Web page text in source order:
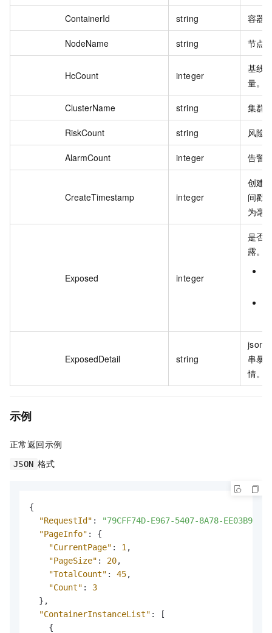
ContainerId string 容器
NodeName string 节点
HcCount integer
基线
量。
ClusterName string 集群
RiskCount string 风险
AlarmCount integer 告警
CreateTimestamp integer
创建
间戳
为毫
Exposed integer
是否
露。
ExposedDetail string
json
串暴
情。
示例
正常返回示例
JSON 格式
{
"RequestId" :
"79CFF74D-E967-5407-8A78-
"PageInfo" :
{
"CurrentPage" : 1 ,
"PageSize" : 20,
"TotalCount" : 45,
"Count" :
3
} ,
"ContainerInstanceList" :
[
{